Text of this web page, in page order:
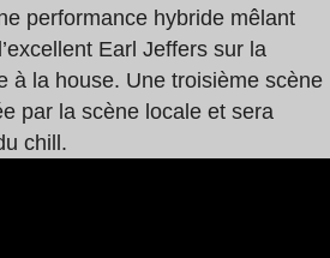
performance hybride mêlant
Earl Jeffers sur la
à la house. Une troisième scène
par la scène locale et sera
chill.